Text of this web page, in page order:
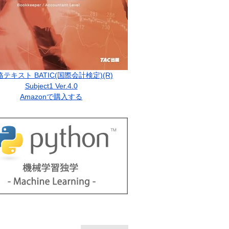
テキスト BATIC(国際会計検定)(R)
Subject1 Ver.4.0
Amazonで購入する